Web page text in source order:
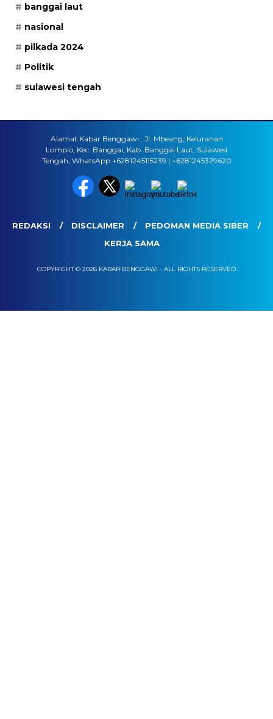
banggai laut
nasional
pilkada 2024
Politik
sulawesi tengah
Alamat Kabar Benggawi : Jl. Mbeang, Kelurahan
Lompio, Kec. Banggai, Kab. Banggai Laut, Sulawesi
Tengah, WhatsApp +6281245115239 | +6281245329620
REDAKSI DISCLAIMER
PEDOMAN MEDIA SIBER
KERJA SAMA
COPYRIGHT © 2026 KABAR BENGGAWI - ALL RIGHTS RESERVED